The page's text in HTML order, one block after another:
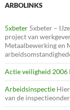
ARBOLINKS
5xbeter 5xbeter –
project van
Metaalbewerking en
Actie veiligheid 2006
Arbeidsinspectie
van de